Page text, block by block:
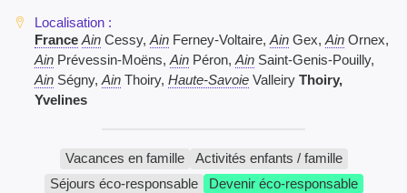
France Ain Cessy, Ain Ferney-Voltaire, Ain Gex, Ain Ornex,
Ain Prévessin-Moëns, Ain Péron, Ain Saint-Genis-Pouilly,
Ain Ségny, Ain Thoiry, Haute-Savoie Valleiry Thoiry,
Yvelines
Vacances en famille
Activités enfants / famille
Séjours éco-responsable
Devenir éco-responsable